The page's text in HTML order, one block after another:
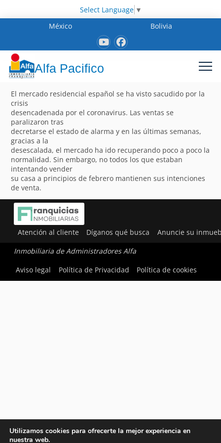
Select Language ▼
México
Bolivia
Alfa Pacifico
El mercado residencial español se ha visto sacudido por la
crisis
desencadenada por el coronavirus. Las ventas se
paralizaron tras
decretarse el estado de alarma y en las últimas semanas,
gracias a la
desescalada, el mercado ha ido recuperando poco a poco la
normalidad. Sin embargo, no todos los que estaban
intentando vender
su casa a principios de febrero mantienen sus intenciones
de venta.
Atención al cliente Díganos qué busca Anuncie su
Inmobiliaria de Administradores Alfa
Aviso legal
Política de Privacidad Política de cookies
Utilizamos cookies para ofrecerte la mejor experiencia en
nuestra web.